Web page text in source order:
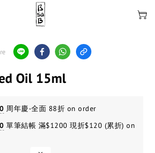
Oil 15ml
周年慶-全面 88折 on order
單筆結帳 滿$1200 現折$120 (累折) on